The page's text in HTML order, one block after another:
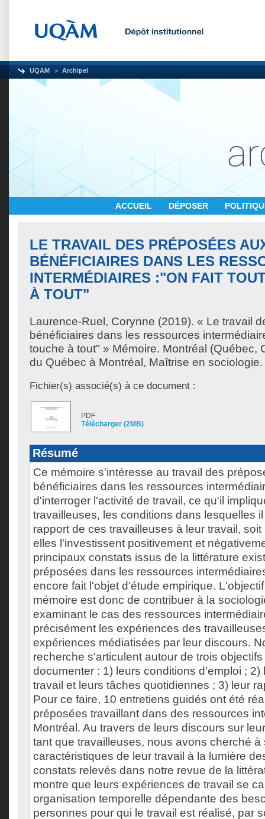
UQAM Archipel
ACCUEIL DÉPOSER
LE TRAVAIL DES PRÉPOSÉES
BÉNÉFICIAIRES DANS LES
INTERMÉDIAIRES :"ON FAIT
À TOUT"
Laurence-Ruel, Corynne (2019). « Le travail
bénéficiaires dans les ressources
touche à tout" » Mémoire. Montréal (Québec,
du Québec à Montréal, Maîtrise en sociologie.
Fichier(s) associé(s) à ce document :
PDF
Télécharger (2MB)
Résumé
Ce mémoire s'intéresse au travail des
bénéficiaires dans les ressources
d'interroger l'activité de travail, ce qu'il
travailleuses, les conditions dans lesquelles
rapport de ces travailleuses à leur travail,
elles l'investissent positivement et
principaux constats issus de la littérature
préposées dans les ressources
encore fait l'objet d'étude empirique.
mémoire est donc de contribuer à la
examinant le cas des ressources
précisément les expériences des
expériences médiatisées par leur discours.
recherche s'articulent autour de trois
documenter : 1) leurs conditions d'emploi ; 2)
travail et leurs tâches quotidiennes ; 3) leur
Pour ce faire, 10 entretiens guidés ont été
préposées travaillant dans des ressources
Montréal. Au travers de leurs discours sur
tant que travailleuses, nous avons cherché à
caractéristiques de leur travail à la lumière
constats relevés dans notre revue de la
montre que leurs expériences de travail se
organisation temporelle dépendante des
personnes pour qui le travail est réalisé, par